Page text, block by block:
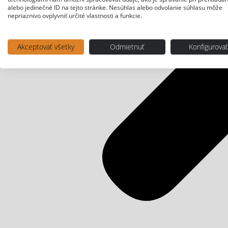
alebo jedinečné ID na tejto stránke. Nesúhlas alebo odvolanie súhlasu môže
nepriaznivo ovplyvniť určité vlastnosti a funkcie.
Akceptovať všetky Odmietnuť Konfigurovať